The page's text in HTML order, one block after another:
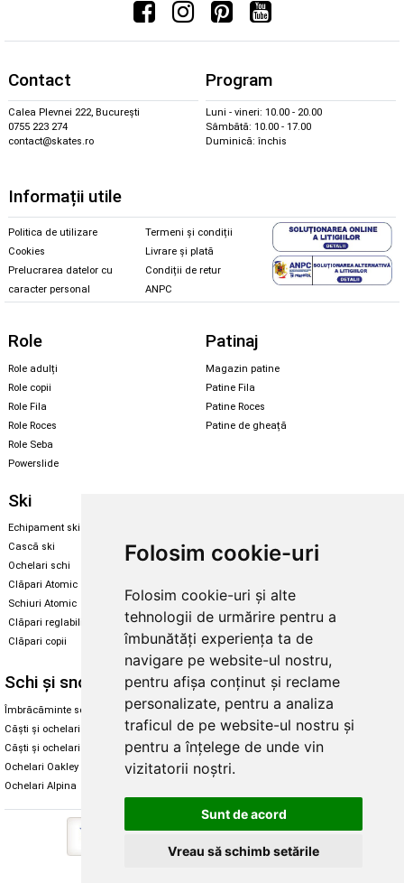
Folosim cookie-uri
Folosim cookie-uri și alte
tehnologii de urmărire pentru a
îmbunătăți experiența ta de
navigare pe website-ul nostru,
pentru afișa conținut și reclame
personalizate, pentru a analiza
traficul de pe website-ul nostru și
pentru a înțelege de unde vin
vizitatorii noștri.
Sunt de acord
Vreau să schimb setările
Contact
Calea Plevnei 222, București
0755 223 274
contact@skates.ro
Program
Luni - vineri: 10.00 - 20.00
Sâmbătă: 10.00 - 17.00
Duminică: închis
Informații utile
Politica de utilizare
Cookies
Prelucrarea datelor cu
caracter personal
Termeni și condiții
Livrare și plată
Condiții de retur
ANPC
Role
Role adulți
Role copii
Role Fila
Role Roces
Role Seba
Powerslide
Patinaj
Magazin patine
Patine Fila
Patine Roces
Patine de gheață
Ski
Echipament ski
Cască ski
Ochelari schi
Clăpari Atomic
Schiuri Atomic
Clăpari reglabili
Clăpari copii
Echipament snowboard
Skate & longboard
Santa Cruz
Enuff Skateboards
Schi și snowboard
Îmbrăcăminte schi și snowboard
Căști și ochelari de iarnă
Căști și ochelari Alpina
Ochelari Oakley
Ochelari Alpina
Diverse
Cum aleg rolele
Cum aleg ochelarii
Ochelari de soare Oakley
Ochelari de soare Alpina